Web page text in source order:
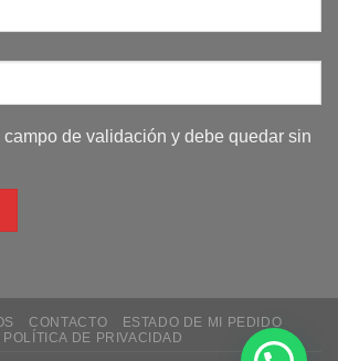
campo de validación y debe quedar sin
CONTACTO
ESTADO DE MI PEDIDO
POLÍTICA DE PRIVACIDAD